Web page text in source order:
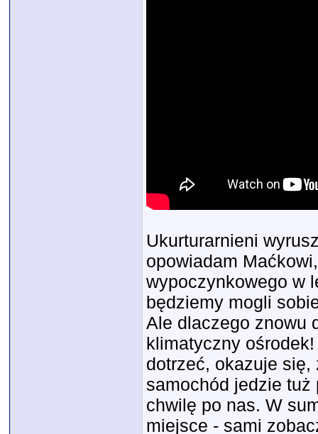
Ukurturarnieni
opowiadam
wypoczynkowego w
będziemy mogli
Ale dlaczego znowu
klimatyczny
dotrzeć, okazuje się,
samochód jedzie
chwilę po nas. W
miejsce - sami